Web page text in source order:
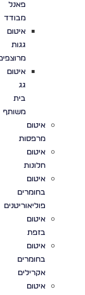
פאנל
מבודד
איטום
גגות
מרוצפים
איטום
גג
בית
משותף
איטום
מרפסות
איטום
חלונות
איטום
בחומרים
פוליאוריטנים
איטום
בזפת
איטום
בחומרים
אקרילים
איטום